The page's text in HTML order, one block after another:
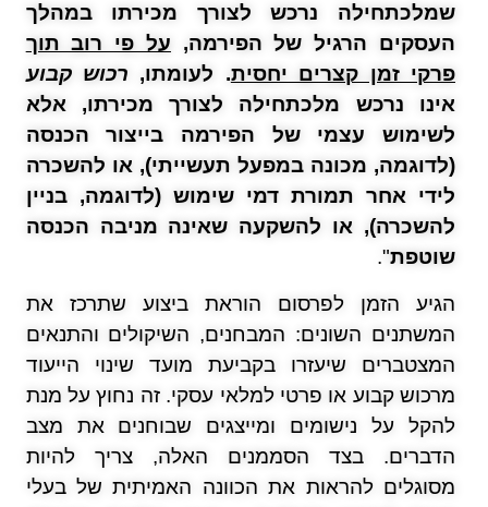
שמלכתחילה נרכש לצורך מכירתו במהלך
העסקים הרגיל של הפירמה, על פי רוב תוך
פרקי זמן קצרים יחסית. לעומתו, רכוש קבוע
אינו נרכש מלכתחילה לצורך מכירתו, אלא
לשימוש עצמי של הפירמה בייצור הכנסה
(לדוגמה, מכונה במפעל תעשייתי), או להשכרה
לידי אחר תמורת דמי שימוש (לדוגמה, בניין
להשכרה), או להשקעה שאינה מניבה הכנסה
שוטפת".
הגיע הזמן לפרסום הוראת ביצוע שתרכז את
המשתנים השונים: המבחנים, השיקולים והתנאים
המצטברים שיעזרו בקביעת מועד שינוי הייעוד
מרכוש קבוע או פרטי למלאי עסקי. זה נחוץ על מנת
להקל על נישומים ומייצגים שבוחנים את מצב
הדברים. בצד הסממנים האלה, צריך להיות
מסוגלים להראות את הכוונה האמיתית של בעלי